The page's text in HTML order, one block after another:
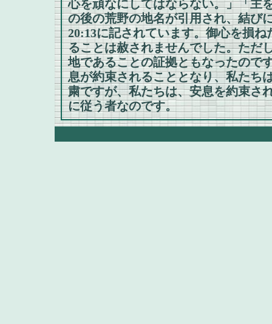
心を頑なにしてはならない。」「主
の後の荒野の地名が引用され、結び
20:13に記されています。御心を損
ることは赦されませんでした。ただ
地であることの証拠ともなったので
息が約束されることとなり、私たち
粛ですが、私たちは、安息を約束さ
に従う者なのです。